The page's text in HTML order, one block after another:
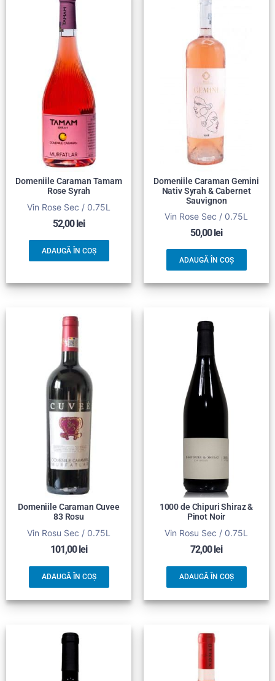
Domeniile Caraman Tamam
Rose Syrah
Vin Rose Sec / 0.75L
52,00lei
ADAUGĂ ÎN COȘ
Domeniile Caraman Gemini
Nativ Syrah & Cabernet
Sauvignon
Vin Rose Sec / 0.75L
50,00lei
ADAUGĂ ÎN COȘ
Domeniile Caraman Cuvee
83 Rosu
Vin Rosu Sec / 0.75L
101,00 lei
ADAUGĂ ÎN COȘ
1000 de Chipuri Shiraz &
Pinot Noir
Vin Rosu Sec / 0.75L
72,00 lei
ADAUGĂ ÎN COȘ